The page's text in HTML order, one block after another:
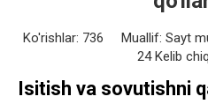
Ko'rishlar: 736 Muallif: Sayt
24 Kelib
Isitish va sovutishni